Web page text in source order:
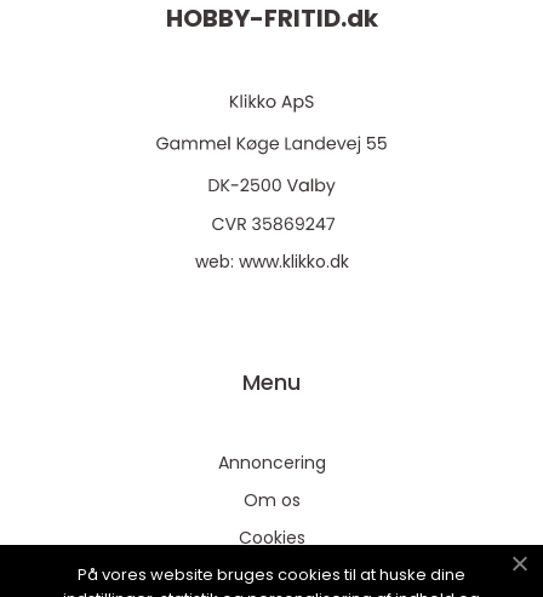
HOBBY-FRITID.dk
web: www.klikko.dk
Menu
Annoncering
Om os
Cookies
Kontakt os
På vores website bruges cookies til at huske dine